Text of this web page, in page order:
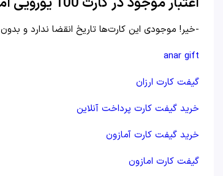
-خیر! موجودی این کارت‌ها تاریخ انقضا ندارد و
anar gift
گیفت کارت ارزان
خرید گیفت کارت پرداخت آنلاین
خرید گیفت کارت آمازون
گیفت کارت امازون